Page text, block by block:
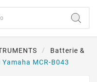
Batterie &
MCR-B043